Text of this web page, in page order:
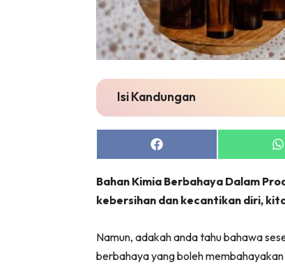
Isi Kandungan
Share
on
Bahan Kimia Berbahaya Dalam
kebersihan dan kecantikan diri,
Namun, adakah anda tahu bahawa
berbahaya yang boleh